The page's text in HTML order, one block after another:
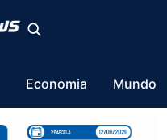
Economia Mundo